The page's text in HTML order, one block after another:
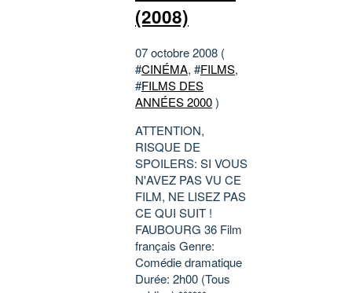
(2008)
07 octobre 2008 (
#CINÉMA, #FILMS,
#FILMS DES
ANNÉES 2000)
ATTENTION,
RISQUE DE
SPOILERS: SI VOUS
N'AVEZ PAS VU CE
FILM, NE LISEZ PAS
CE QUI SUIT !
FAUBOURG 36 Film
français Genre:
Comédie dramatique
Durée: 2h00 (Tous